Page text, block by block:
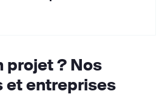
projet ? Nos
et entreprises